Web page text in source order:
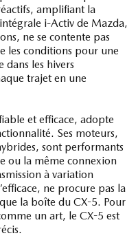
amplifiant la
i-Activ de Mazda,
ne se contente pas
les conditions pour une
les hivers
trajet en une
et efficace, adopte
Ses moteurs,
sont performants
ou la même connexion
à variation
ne procure pas la
la boîte du CX-5. Pour
un art, le CX-5 est